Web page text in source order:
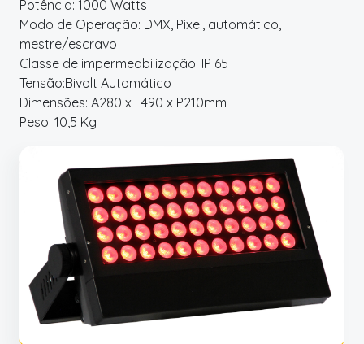
Potência: 1000 Watts
Modo de Operação: DMX, Pixel, automático,
mestre/escravo
Classe de impermeabilização: IP 65
Tensão:Bivolt Automático
Dimensões: A280 x L490 x P210mm
Peso: 10,5 Kg